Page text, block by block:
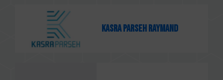
KASRA PARSEH RAYMAND